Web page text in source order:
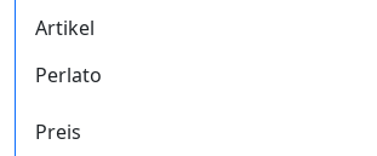
Artikel
Perlato
Preis